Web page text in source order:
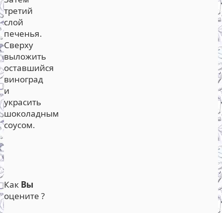
третий
слой
печенья.
Сверху
выложить
оставшийся
виноград
и
украсить
шоколадным
соусом.
Как Вы
оцените ?